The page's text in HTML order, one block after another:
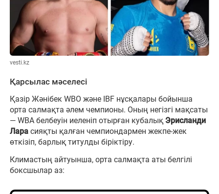
vesti.kz
Қарсылас мәселесі
Қазір Жәнібек WBO және IBF нұсқалары бойынша
орта салмақта әлем чемпионы. Оның негізгі мақсаты
— WBA белбеуін иеленіп отырған кубалық Эрисланди
Лара сияқты қалған чемпиондармен жекпе-жек
өткізіп, барлық титулды біріктіру.
Климастың айтуынша, орта салмақта аты белгілі
боксшылар аз: